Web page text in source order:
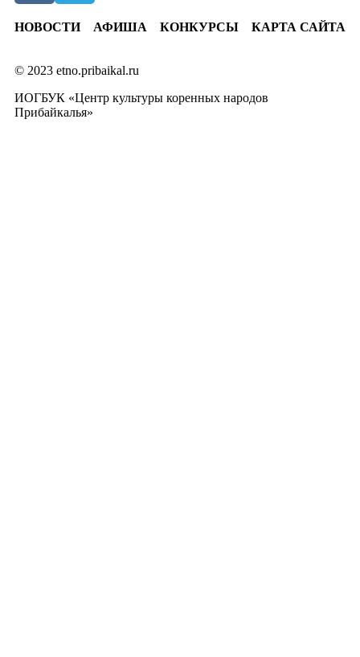
НОВОСТИ АФИША КОНКУРСЫ КАРТА САЙТА
© 2023 etno.pribaikal.ru
ИОГБУК «Центр культуры коренных народов
Прибайкалья»